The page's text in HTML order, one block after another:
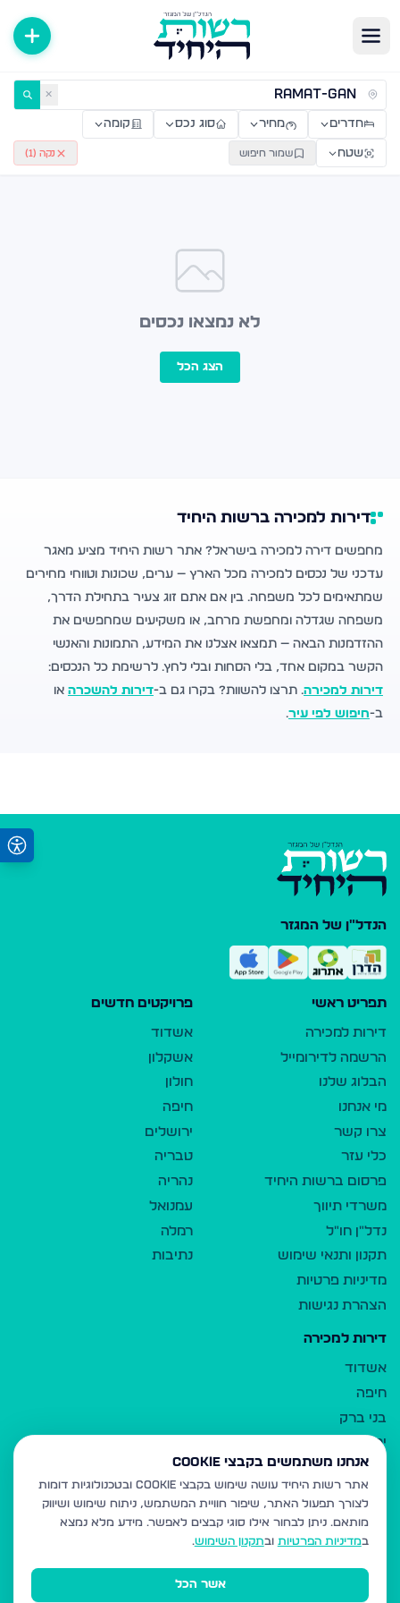
דירות למכירה ולהשכרה — רשות היחיד ✕
חדרים מחיר סוג נכס קומה
שטח שמור חיפוש נקה ( 1
)
לא נמצאו נכסים
הצג הכל
דירות למכירה ברשות היחיד
מחפשים דירה למכירה בישראל? אתר רשות היחיד מציע מאגר
עדכני של נכסים למכירה מכל הארץ — ערים, שכונות וטווחי מחירים
שמתאימים לכל משפחה. בין אם אתם זוג צעיר בתחילת הדרך,
משפחה שגדלה ומחפשת מרחב, או משקיעים שמחפשים את
ההזדמנות הבאה — תמצאו אצלנו את המידע, התמונות והאנשי
הקשר במקום אחד, בלי הסחות ובלי לחץ. לרשימת כל הנכסים:
דירות למכירה. תרצו להשוות? בקרו גם ב-דירות להשכרה או
ב-חיפוש לפי עיר.
הנדל"ן של המגזר
תפריט ראשי
דירות למכירה
הרשמה לדירומייל
הבלוג שלנו
מי אנחנו
צרו קשר
כלי עזר
פרסום ברשות היחיד
משרדי תיווך
נדל"ן חו"ל
תקנון ותנאי שימוש
מדיניות פרטיות
הצהרת נגישות
פרויקטים חדשים
אשדוד
אשקלון
חולון
חיפה
ירושלים
טבריה
נהריה
עמנואל
רמלה
נתיבות
דירות למכירה
אשדוד
חיפה
בני ברק
ירושלים
אלעד
גבעת זאב
בית שמש
רכסים
מודיעין עילית
אנחנו משתמשים בקבצי Cookie
אתר רשות היחיד עושה שימוש בקבצי Cookie ובטכנולוגיות דומות
לצורך תפעול האתר, שיפור חוויית המשתמש, ניתוח שימוש ושיווק
מותאם. ניתן לבחור אילו סוגי קבצים לאפשר. מידע מלא נמצא
במדיניות הפרטיות ובתקנון השימוש.
אשר הכל